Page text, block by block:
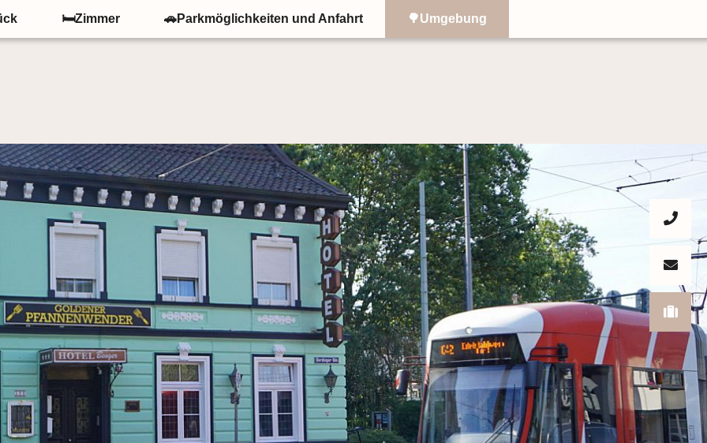
🛏Zimmer 🚗Parkmöglichkeiten und Anfahrt 🌳Umgebung